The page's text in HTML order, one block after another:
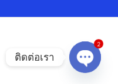
ติดต่อเรา
Open
2